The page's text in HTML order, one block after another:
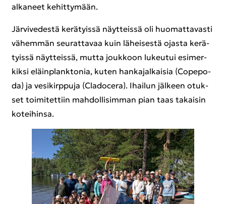
al­ka­neet ke­hit­ty­mään.
Jär­vi­ve­des­tä ke­rä­tyis­sä näyt­teis­sä oli huo­mat­ta­vas­ti
vä­hem­män seu­rat­ta­vaa kuin lä­hei­ses­tä ojas­ta ke­rä­
tyis­sä näyt­teis­sä, mutta jouk­koon lu­keu­tui esi­mer­
kik­si eläinplank­to­nia, kuten han­ka­jal­kai­sia (Co­pe­po­
da) ja ve­si­kirp­pu­ja (Cla­doce­ra). Ihai­lun jäl­keen otuk­
set toi­mi­tet­tiin mah­dol­li­sim­man pian taas ta­kai­sin
ko­tei­hin­sa.